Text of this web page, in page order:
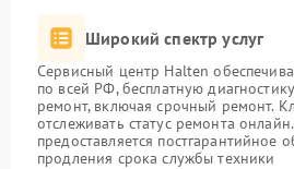
Широкий спектр услуг
Сервисный центр Halten
по всей РФ, бесплатную
ремонт, включая срочный ремонт.
отслеживать статус ремонта
предоставляется постгарантийное
продления срока службы техники